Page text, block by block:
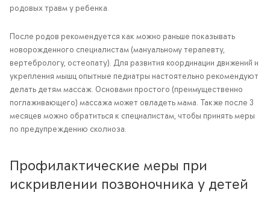
родовых травм у ребенка.
После родов рекомендуется как можно раньше показывать
новорожденного специалистам (мануальному терапевту,
вертебрологу, остеопату). Для развития координации движений и
укрепления мышц опытные педиатры настоятельно рекомендуют
делать детям массаж. Основами простого (преимущественно
поглаживающего) массажа может овладеть мама. Также после 3
месяцев можно обратиться к специалистам, чтобы принять меры
по предупреждению сколиоза.
Профилактические меры при
искривлении позвоночника у детей